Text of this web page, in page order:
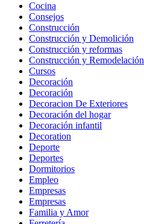
Cocina
Consejos
Construcción
Construcción y Demolición
Construcción y reformas
Construcción y Remodelación
Cursos
Decoración
Decoración
Decoracion De Exteriores
Decoración del hogar
Decoración infantil
Decoration
Deporte
Deportes
Dormitorios
Empleo
Empresas
Empresas
Familia y Amor